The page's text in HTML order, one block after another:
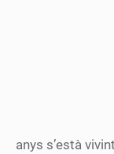
anys s’està